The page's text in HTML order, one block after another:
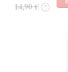
14,90 € ?